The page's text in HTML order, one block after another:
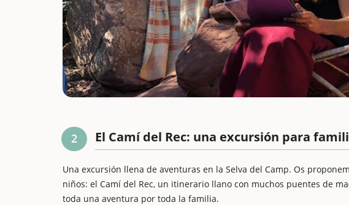
2 El Camí del Rec: una excursión para
Una excursión llena de aventuras en la Selva del Camp. Os
niños: el Camí del Rec, un itinerario llano con muchos puentes de
toda una aventura por toda la familia.